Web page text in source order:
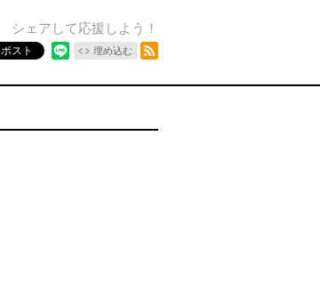
シェアして応援しよう！
ポスト 埋め込む